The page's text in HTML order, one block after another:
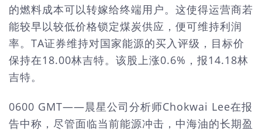
的燃料成本可以转嫁给终端用户。这使得运营商若
能较早以较低价格锁定煤炭供应，便可维持利润
率。TA证券维持对国家能源的买入评级，目标价
保持在18.00林吉特。该股上涨0.6%，报14.18林
吉特。
0600 GMT——晨星公司分析师Chokwai Lee在报
告中称，尽管面临当前能源冲击，中海油的长期盈